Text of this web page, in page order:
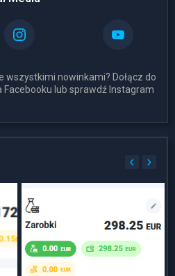
wszystkimi nowinkami? Dołącz do
lub sprawdź Instagram